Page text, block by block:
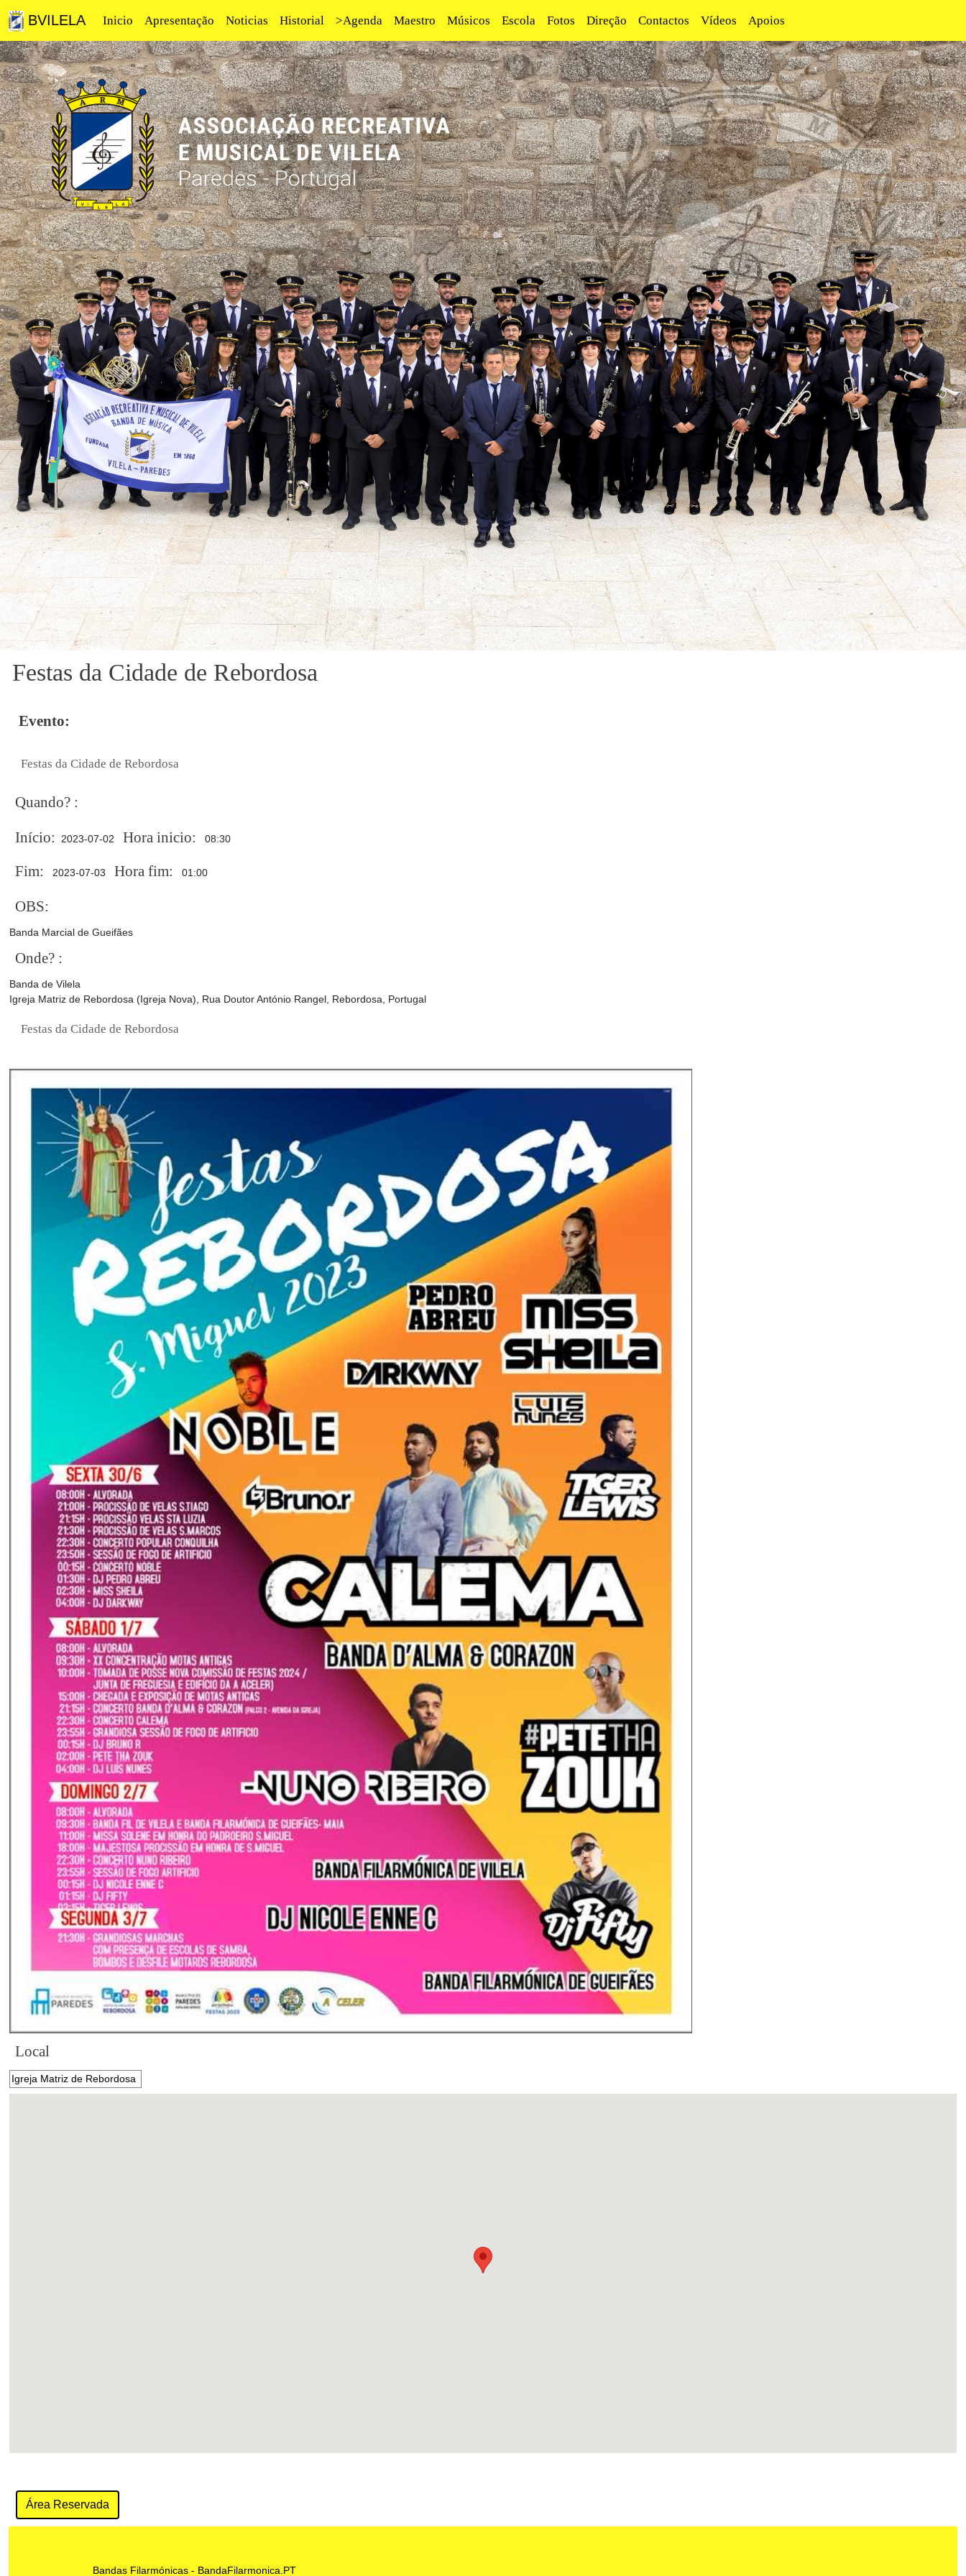
BVILELA Inicio Apresentação Noticias Historial >Agenda Maestro Músicos Escola Fotos Direção Contactos Vídeos Apoios
Festas da Cidade de Rebordosa
Evento:
Festas da Cidade de Rebordosa
Quando? :
Início: 2023-07-02 Hora inicio: 08:30
Fim: 2023-07-03 Hora fim: 01:00
OBS:
Banda Marcial de Gueifães
Onde? :
Banda de Vilela
Igreja Matriz de Rebordosa (Igreja Nova), Rua Doutor António Rangel, Rebordosa, Portugal
Festas da Cidade de Rebordosa
Local
Área Reservada
Bandas Filarmónicas - BandaFilarmonica.PT